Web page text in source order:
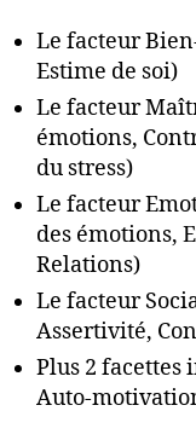
Le facteur
Estime de soi)
Le facteur
émotions,
du stress)
Le facteur
des émotions,
Relations)
Le facteur
Assertivité,
Plus 2 facettes
Auto-